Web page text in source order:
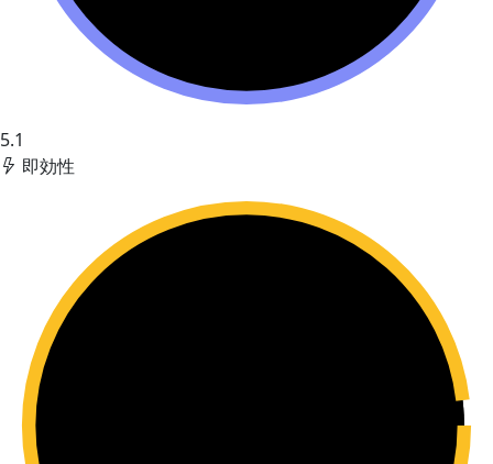
5.1
即効性